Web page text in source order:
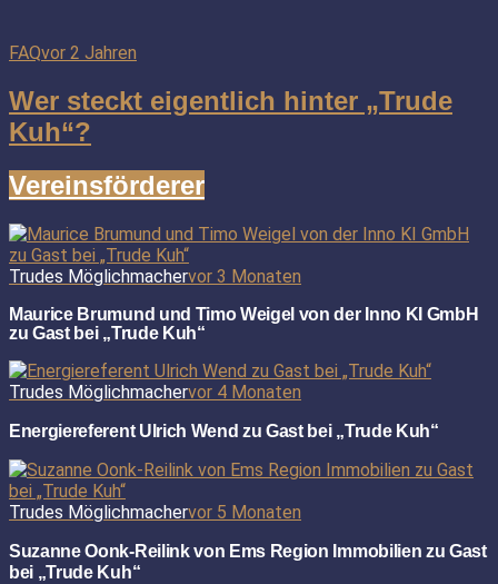
FAQvor 2 Jahren
Wer steckt eigentlich hinter „Trude
Kuh“?
Vereinsförderer
Trudes Möglichmachervor 3 Monaten
Maurice Brumund und Timo Weigel von der Inno KI GmbH
zu Gast bei „Trude Kuh“
Trudes Möglichmachervor 4 Monaten
Energiereferent Ulrich Wend zu Gast bei „Trude Kuh“
Trudes Möglichmachervor 5 Monaten
Suzanne Oonk-Reilink von Ems Region Immobilien zu Gast
bei „Trude Kuh“